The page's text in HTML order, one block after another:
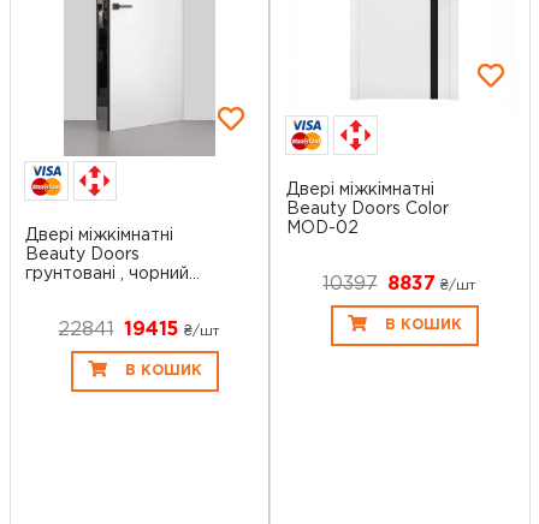
Двері міжкімнатні
Beauty Doors
грунтовані , чорний...
22841 19415₴/шт
В КОШИК
Двері міжкімнатні
Beauty Doors Color
MOD-02
10397 8837₴/шт
В КОШИК